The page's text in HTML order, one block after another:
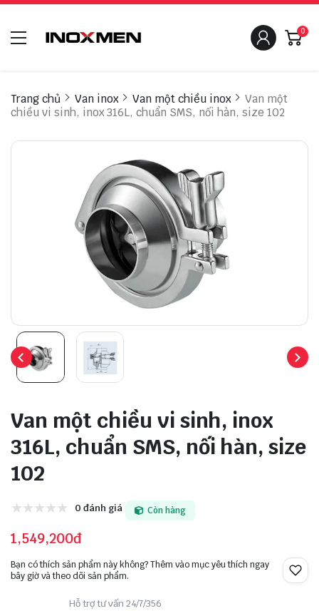
0
Trang chủ Van inox Van một chiều inox
Van một
chiều vi sinh, inox 316L, chuẩn SMS, nối hàn, size 102
Van một chiều vi sinh, inox
316L, chuẩn SMS, nối hàn, size
102
0 đánh giá Còn hàng
1,549,200đ
Bạn có thích sản phẩm này không? Thêm vào mục yêu thích ngay
bây giờ và theo dõi sản phẩm.
Hỗ trợ tư vấn 24/7/356